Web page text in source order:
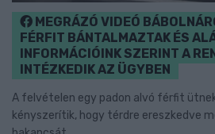
MEGRÁZÓ VIDEÓ
FÉRFIT BÁNTALMAZTAK ÉS
INFORMÁCIÓINK SZERINT A
INTÉZKEDIK AZ ÜGYBEN
A felvételen egy padon alvó férfit
kényszerítik, hogy térdre ereszkedve